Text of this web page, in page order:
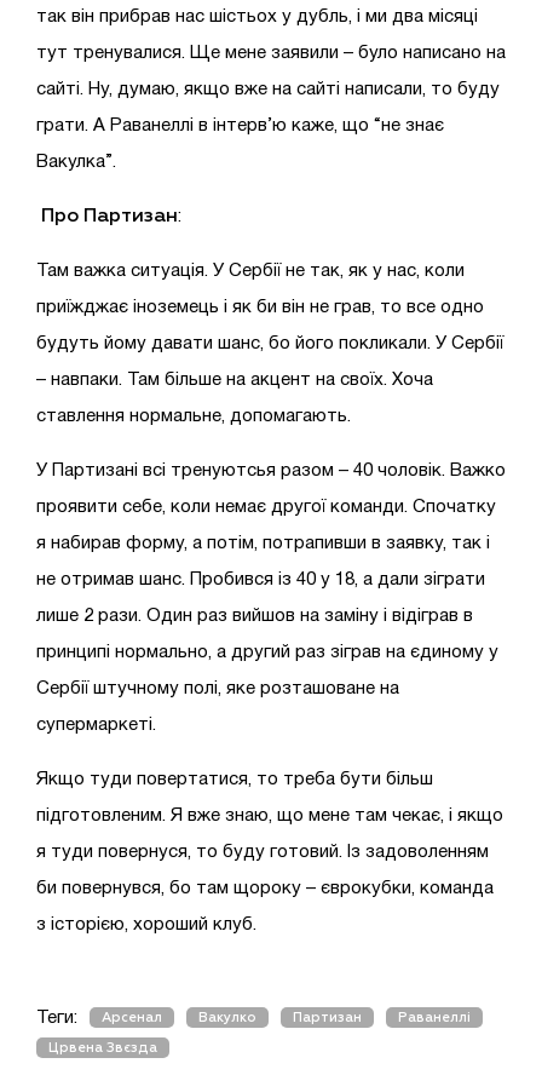
так він прибрав нас шістьох у дубль, і ми два місяці
тут тренувалися. Ще мене заявили – було написано на
сайті. Ну, думаю, якщо вже на сайті написали, то буду
грати. А Раванеллі в інтерв’ю каже, що “не знає
Вакулка”.
Про Партизан:
Там важка ситуація. У Сербії не так, як у нас, коли
приїжджає іноземець і як би він не грав, то все одно
будуть йому давати шанс, бо його покликали. У Сербії
– навпаки. Там більше на акцент на своїх. Хоча
ставлення нормальне, допомагають.
У Партизані всі тренуютсья разом – 40 чоловік. Важко
проявити себе, коли немає другої команди. Спочатку
я набирав форму, а потім, потрапивши в заявку, так і
не отримав шанс. Пробився із 40 у 18, а дали зіграти
лише 2 рази. Один раз вийшов на заміну і відіграв в
принципі нормально, а другий раз зіграв на єдиному у
Сербії штучному полі, яке розташоване на
супермаркеті.
Якщо туди повертатися, то треба бути більш
підготовленим. Я вже знаю, що мене там чекає, і якщо
я туди повернуся, то буду готовий. Із задоволенням
би повернувся, бо там щороку – єврокубки, команда
з історією, хороший клуб.
Теги: Арсенал Вакулко Партизан Раванеллі
Црвена Звєзда